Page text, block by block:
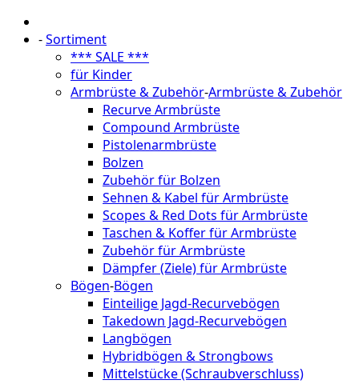
-Sortiment
*** SALE ***
für Kinder
Armbrüste & Zubehör-Armbrüste & Zubehör
Recurve Armbrüste
Compound Armbrüste
Pistolenarmbrüste
Bolzen
Zubehör für Bolzen
Sehnen & Kabel für Armbrüste
Scopes & Red Dots für Armbrüste
Taschen & Koffer für Armbrüste
Zubehör für Armbrüste
Dämpfer (Ziele) für Armbrüste
Bögen-Bögen
Einteilige Jagd-Recurvebögen
Takedown Jagd-Recurvebögen
Langbögen
Hybridbögen & Strongbows
Mittelstücke (Schraubverschluss)